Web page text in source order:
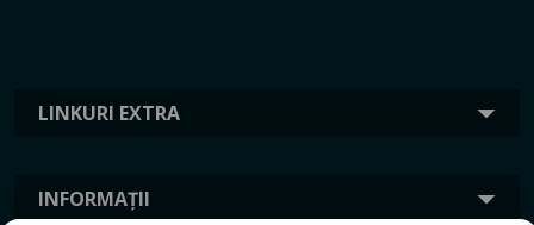
LINKURI EXTRA
INFORMAȚII